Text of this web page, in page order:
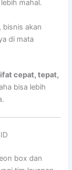
mahal.
bisnis akan
di mata
cepat, tepat,
bisa lebih
box dan